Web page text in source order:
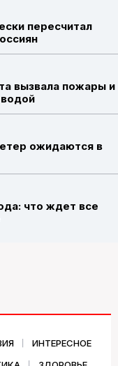
пересчитал
вызвала пожары и
ожидаются в
что ждет все
ИНТЕРЕСНОЕ